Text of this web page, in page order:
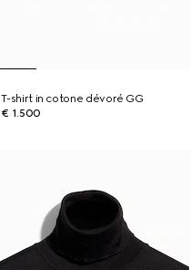
T-shirt in cotone dévoré GG
€ 1.500